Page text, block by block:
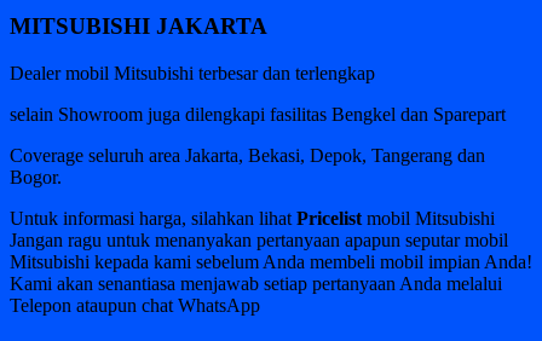
MITSUBISHI JAKARTA
Dealer mobil Mitsubishi terbesar dan terlengkap
selain Showroom juga dilengkapi fasilitas Bengkel dan Sparepart
Coverage seluruh area Jakarta, Bekasi, Depok, Tangerang dan
Bogor.
Untuk informasi harga, silahkan lihat Pricelist mobil Mitsubishi
Jangan ragu untuk menanyakan pertanyaan apapun seputar mobil
Mitsubishi kepada kami sebelum Anda membeli mobil impian Anda!
Kami akan senantiasa menjawab setiap pertanyaan Anda melalui
Telepon ataupun chat WhatsApp